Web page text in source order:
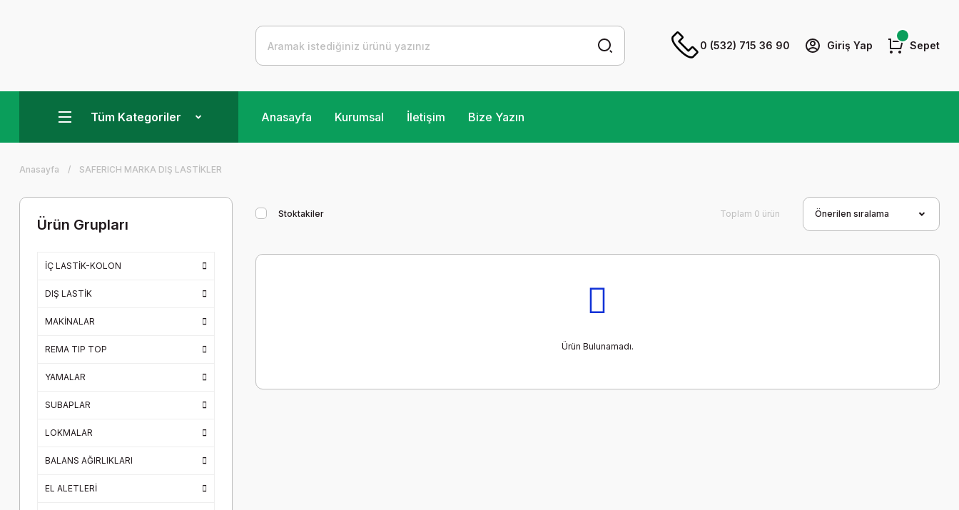
0 (532) 715 36 90 Giriş Yap Sepet
Tüm Kategoriler Anasayfa Kurumsal İletişim Bize Yazın
Anasayfa SAFERICH MARKA DIŞ LASTİKLER
Ürün Grupları
İÇ LASTİK-KOLON
DIŞ LASTİK
MAKİNALAR
REMA TIP TOP
YAMALAR
SUBAPLAR
LOKMALAR
BALANS AĞIRLIKLARI
EL ALETLERİ
Stoktakiler Toplam 0 ürün
Ürün Bulunamadı.